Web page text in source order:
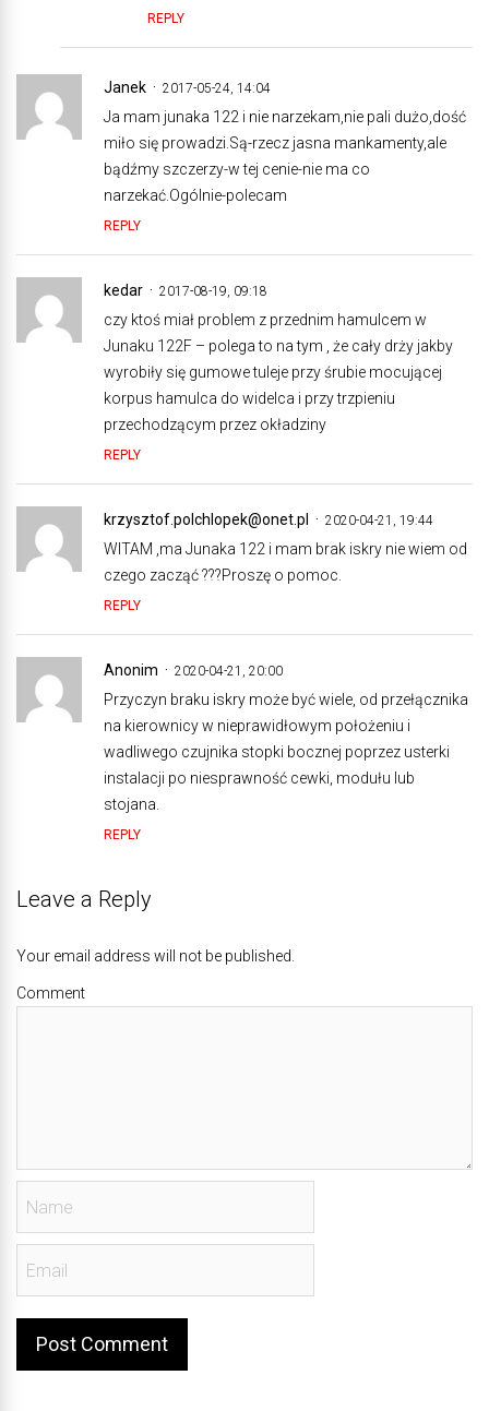
REPLY
Janek 2017-05-24, 14:04
Ja mam junaka 122 i nie narzekam,nie pali dużo,dość
miło się prowadzi.Są-rzecz jasna mankamenty,ale
bądźmy szczerzy-w tej cenie-nie ma co
narzekać.Ogólnie-polecam
REPLY
kedar 2017-08-19, 09:18
czy ktoś miał problem z przednim hamulcem w
Junaku 122F – polega to na tym , że cały drży jakby
wyrobiły się gumowe tuleje przy śrubie mocującej
korpus hamulca do widelca i przy trzpieniu
przechodzącym przez okładziny
REPLY
krzysztof.polchlopek@onet.pl 2020-04-21, 19:44
WITAM ,ma Junaka 122 i mam brak iskry nie wiem od
czego zacząć ???Proszę o pomoc.
REPLY
Anonim 2020-04-21, 20:00
Przyczyn braku iskry może być wiele, od przełącznika
na kierownicy w nieprawidłowym położeniu i
wadliwego czujnika stopki bocznej poprzez usterki
instalacji po niesprawność cewki, modułu lub
stojana.
REPLY
Leave a Reply
Your email address will not be published.
Comment